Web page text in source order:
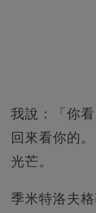
我說：「你
回來看你的
光芒。
季米特洛夫